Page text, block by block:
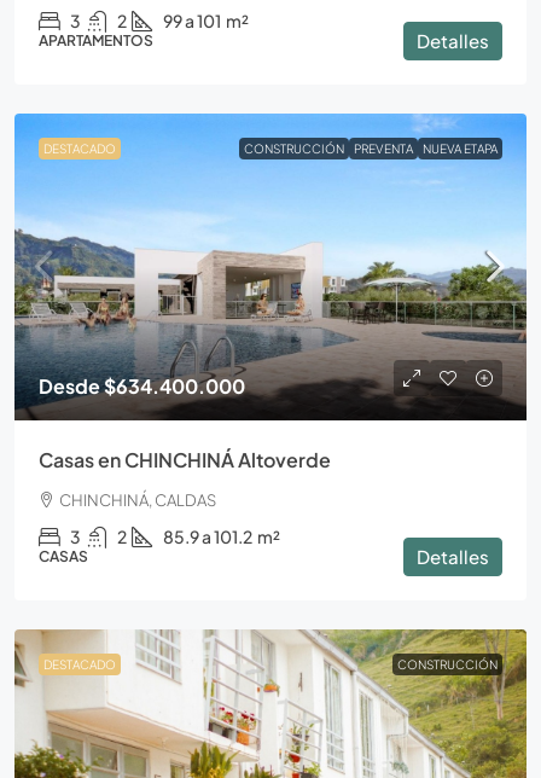
3 2 99 a 101 m²
APARTAMENTOS Detalles
DESTACADO CONSTRUCCIÓN PREVENTA NUEVA ETAPA
Desde$634.400.000
Casas en CHINCHINÁ Altoverde
CHINCHINÁ, CALDAS
3 2 85.9 a 101.2 m²
CASAS Detalles
DESTACADO CONSTRUCCIÓN